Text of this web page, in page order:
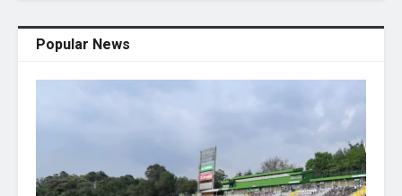
Popular News